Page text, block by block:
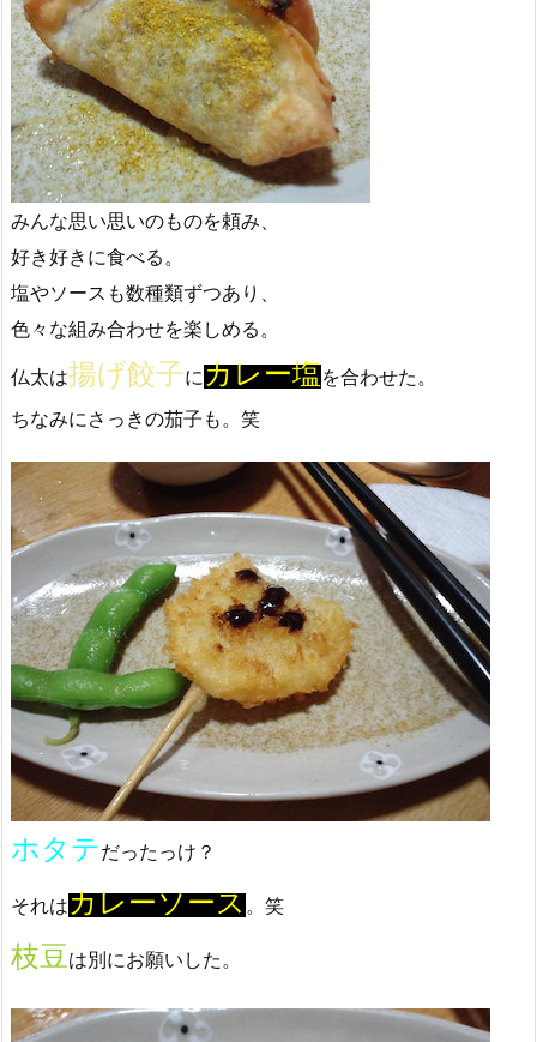
みんな思い思いのものを頼み、
好き好きに食べる。
塩やソースも数種類ずつあり、
色々な組み合わせを楽しめる。
仏太は揚げ餃子にカレー塩を合わせた。
ちなみにさっきの茄子も。笑
ホタテだったっけ？
それはカレーソース。笑
枝豆は別にお願いした。